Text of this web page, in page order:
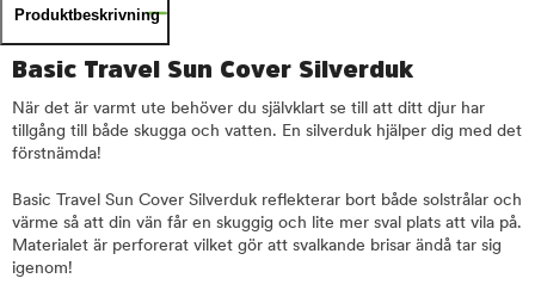
Produktbeskrivning
Basic Travel Sun Cover Silverduk
När det är varmt ute behöver du självklart se till att ditt djur har
tillgång till både skugga och vatten. En silverduk hjälper dig med det
förstnämda!
Basic Travel Sun Cover Silverduk reflekterar bort både solstrålar och
värme så att din vän får en skuggig och lite mer sval plats att vila på.
Materialet är perforerat vilket gör att svalkande brisar ändå tar sig
igenom!